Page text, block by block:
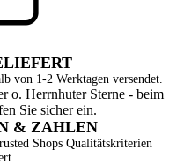
von 1-2 Werktagen versendet.
& ZAHLEN
Shops Qualitätskriterien